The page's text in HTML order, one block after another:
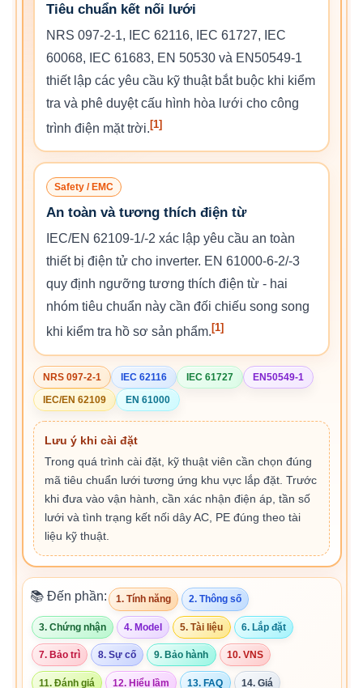
Tiêu chuẩn kết nối lưới
NRS 097-2-1, IEC 62116, IEC 61727, IEC
60068, IEC 61683, EN 50530 và EN50549-1
thiết lập các yêu cầu kỹ thuật bắt buộc khi kiểm
tra và phê duyệt cấu hình hòa lưới cho công
trình điện mặt trời.[1]
Safety / EMC
An toàn và tương thích điện từ
IEC/EN 62109-1/-2 xác lập yêu cầu an toàn
thiết bị điện tử cho inverter. EN 61000-6-2/-3
quy định ngưỡng tương thích điện từ - hai
nhóm tiêu chuẩn này cần đối chiếu song song
khi kiểm tra hồ sơ sản phẩm. [1]
NRS 097-2-1 IEC 62116 IEC 61727 EN50549-1
IEC/EN 62109 EN 61000
Lưu ý khi cài đặt
Trong quá trình cài đặt, kỹ thuật viên cần chọn đúng
mã tiêu chuẩn lưới tương ứng khu vực lắp đặt. Trước
khi đưa vào vận hành, cần xác nhận điện áp, tần số
lưới và tình trạng kết nối dây AC, PE đúng theo tài
liệu kỹ thuật.
📚 Đến phần: 1. Tính năng 2. Thông số
3. Chứng nhận 4. Model 5. Tài liệu 6. Lắp đặt
7. Bảo trì 8. Sự cố 9. Bảo hành 10. VNS
11. Đánh giá 12. Hiểu lầm 13. FAQ 14. Giá